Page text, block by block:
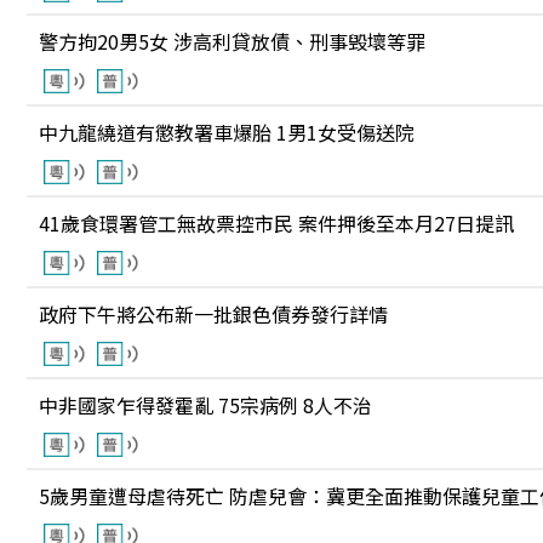
警方拘20男5女 涉高利貸放債、刑事毁壞等罪
中九龍繞道有懲教署車爆胎 1男1女受傷送院
41歲食環署管工無故票控市民 案件押後至本月27日提訊
政府下午將公布新一批銀色債券發行詳情
中非國家乍得發霍亂 75宗病例 8人不治
5歲男童遭母虐待死亡 防虐兒會：冀更全面推動保護兒童